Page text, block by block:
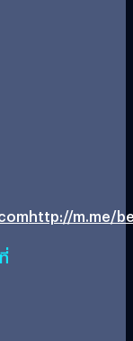
http://m.me/